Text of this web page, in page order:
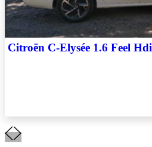
Citroën C-Elysée 1.6 Feel Hdi